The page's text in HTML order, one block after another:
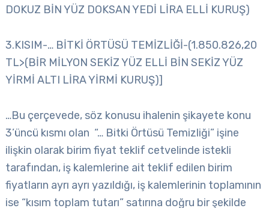
DOKUZ BİN YÜZ DOKSAN YEDİ LİRA ELLİ KURUŞ)
3.KISIM-… BİTKİ ÖRTÜSÜ TEMİZLİĞİ-(1.850.826,20
TL>(BİR MİLYON SEKİZ YÜZ ELLİ BİN SEKİZ YÜZ
YİRMİ ALTI LİRA YİRMİ KURUŞ)]
…Bu çerçevede, söz konusu ihalenin şikayete konu
3’üncü kısmı olan “… Bitki Örtüsü Temizliği” işine
ilişkin olarak birim fiyat teklif cetvelinde istekli
tarafından, iş kalemlerine ait teklif edilen birim
fiyatların ayrı ayrı yazıldığı, iş kalemlerinin toplamının
ise “kısım toplam tutarı” satırına doğru bir şekilde